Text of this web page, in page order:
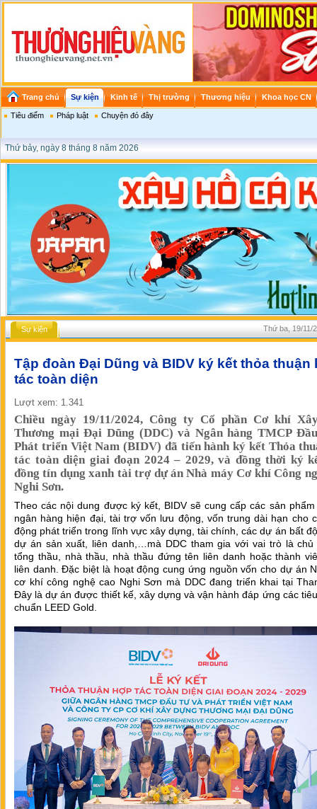
Trang chủ Sự kiện Kinh tế Thị trường Thương hiệu Khoa học CN
Tiêu điểm Pháp luật Chuyện đó đây
Thứ bảy, ngày 8 tháng 8 năm 2026
Sự kiện Thứ ba, 19/11/
Tập đoàn Đại Dũng và BIDV ký kết thỏa thuận
tác toàn diện
Lượt xem: 1.341
Chiều ngày 19/11/2024, Công ty Cổ phần Cơ khí
Thương mại Đại Dũng (DDC) và Ngân hàng TMCP
Phát triển Việt Nam (BIDV) đã tiến hành ký kết Thỏa
tác toàn diện giai đoạn 2024 – 2029, và đồng thời ký
đồng tín dụng xanh tài trợ dự án Nhà máy Cơ khí Công
Nghi Sơn.
Theo các nội dung được ký kết, BIDV sẽ cung cấp các sản
ngân hàng hiện đại, tài trợ vốn lưu động, vốn trung dài hạn cho
động phát triển trong lĩnh vực xây dựng, tài chính, các dự án bất
dự án sản xuất, liên danh,…mà DDC tham gia với vai trò là chủ
tổng thầu, nhà thầu, nhà thầu đứng tên liên danh hoặc thành
liên danh. Đặc biệt là hoạt động cung ứng nguồn vốn cho dự án
cơ khí công nghệ cao Nghi Sơn mà DDC đang triển khai tại
Đây là dự án được thiết kế, xây dựng và vận hành đáp ứng các
chuẩn LEED Gold.